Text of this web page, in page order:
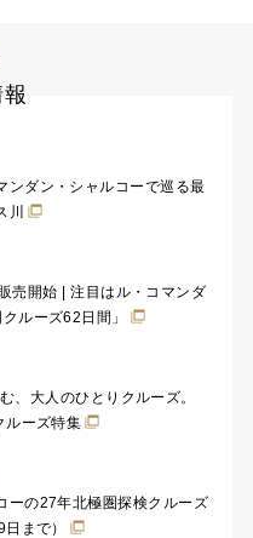
ンダン・シャルコーで巡る最
川
売開始 | 注目はル・コマンダ
ルーズ62日間」
、大人のひとりクルーズ。
ルーズ特集
ーの27年北極圏探検クルーズ
まで）